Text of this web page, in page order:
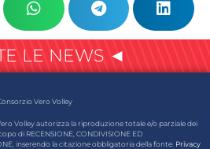
LE NEWS ◄
Vero Volley
Volley autorizza la riproduzione totale e/o parziale dei
di RECENSIONE, CONDIVISIONE ED
inserendo la citazione obbligatoria della fonte. Privacy